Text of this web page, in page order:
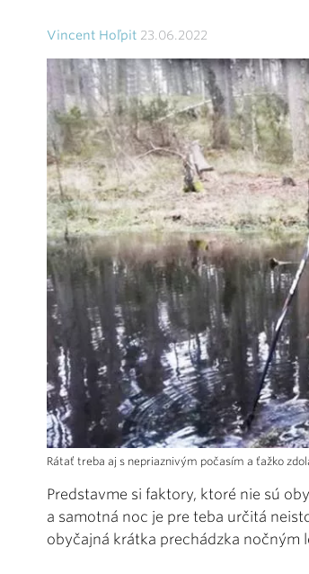
Vincent Hoľpit 23.06.2022
Rátať treba aj s nepriaznivým počasím a ťažko
Predstavme si faktory, ktoré nie sú
a samotná noc je pre teba určitá
obyčajná krátka prechádzka nočným